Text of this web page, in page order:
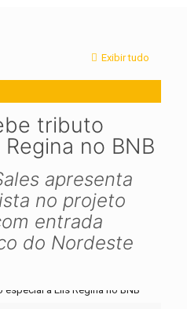
Exibir tudo
tributo
no BNB
apresenta
no projeto
entrada
do Nordeste